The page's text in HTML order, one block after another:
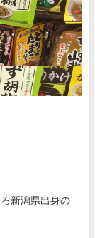
新潟県出身の